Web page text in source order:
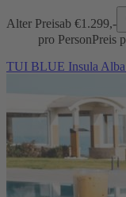
Alter Preisab €1.299,-
pro PersonPreis
TUI BLUE Insula